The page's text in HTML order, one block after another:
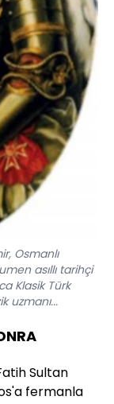
Osmanlı
asıllı tarihçi
Klasik Türk
uzmanı...
Sultan
fermanla